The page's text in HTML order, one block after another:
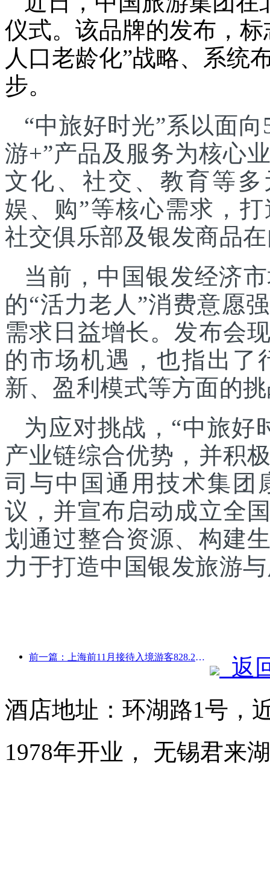
仪式。该品牌的发布，
人口老龄化”战略、系统
步。
“中旅好时光”系以面
游+”产品及服务为核心
文化、社交、教育等
娱、购”等核心需求，
社交俱乐部及银发商品
当前，中国银发经济
的“活力老人”消费意愿
需求日益增长。发布会
的市场机遇，也指出了
新、盈利模式等方面的
为应对挑战，“中旅好
产业链综合优势，并积
司与中国通用技术集团
议，并宣布启动成立全
划通过整合资源、构建
力于打造中国银发旅游
前一篇：上海前11月接待入境游客828.2万人次，超越年初预期
返
酒店地址：环湖路1号，
1978年开业， 无锡君